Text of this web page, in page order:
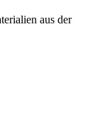
aus der